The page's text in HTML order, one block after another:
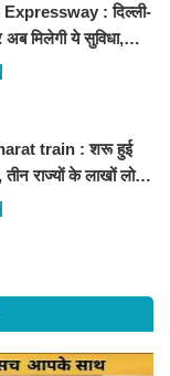
: दिल्ली-
मिलेगी ये सुविधा,
तुरंत घायल पहुंचेगा
train : शरू हुई
राज्यों के लाखों लोगों
देखें पूरा रूटमैप